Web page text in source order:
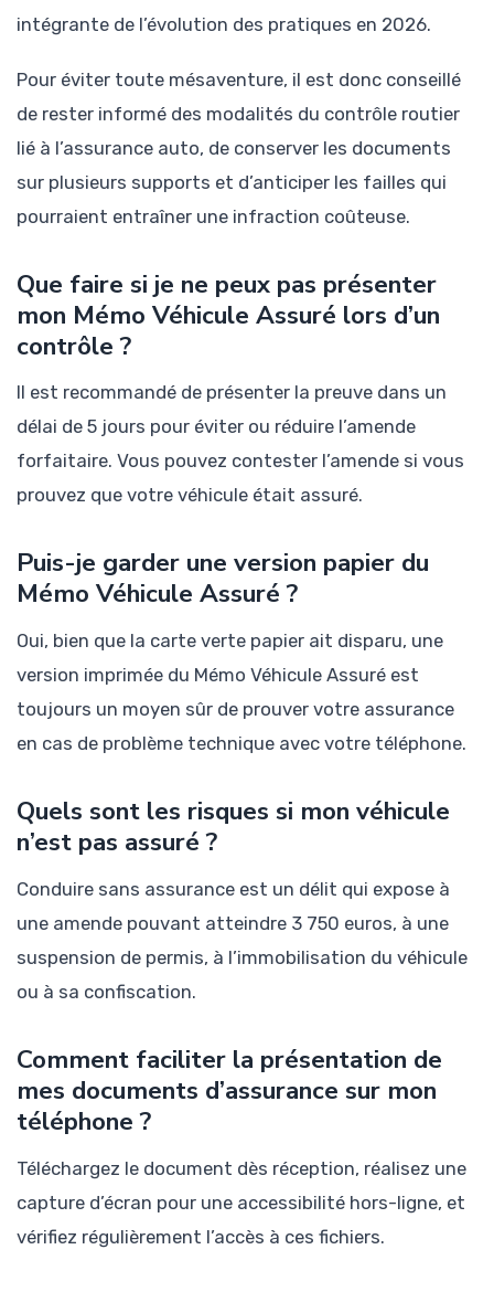
intégrante de l’évolution des pratiques en 2026.
Pour éviter toute mésaventure, il est donc conseillé
de rester informé des modalités du contrôle routier
lié à l’assurance auto, de conserver les documents
sur plusieurs supports et d’anticiper les failles qui
pourraient entraîner une infraction coûteuse.
Que faire si je ne peux pas présenter
mon Mémo Véhicule Assuré lors d’un
contrôle ?
Il est recommandé de présenter la preuve dans un
délai de 5 jours pour éviter ou réduire l’amende
forfaitaire. Vous pouvez contester l’amende si vous
prouvez que votre véhicule était assuré.
Puis-je garder une version papier du
Mémo Véhicule Assuré ?
Oui, bien que la carte verte papier ait disparu, une
version imprimée du Mémo Véhicule Assuré est
toujours un moyen sûr de prouver votre assurance
en cas de problème technique avec votre téléphone.
Quels sont les risques si mon véhicule
n’est pas assuré ?
Conduire sans assurance est un délit qui expose à
une amende pouvant atteindre 3 750 euros, à une
suspension de permis, à l’immobilisation du véhicule
ou à sa confiscation.
Comment faciliter la présentation de
mes documents d’assurance sur mon
téléphone ?
Téléchargez le document dès réception, réalisez une
capture d’écran pour une accessibilité hors-ligne, et
vérifiez régulièrement l’accès à ces fichiers.